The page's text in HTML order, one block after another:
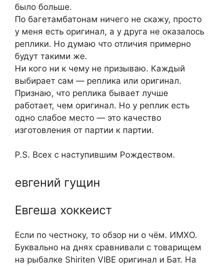
было больше.
По багетамбатонам ничего не скажу, просто
у меня есть оригинал, а у друга не оказалось
реплики. Но думаю что отличия примерно
будут такими же.
Ни кого ни к чему не призываю. Каждый
выбирает сам — реплика или оригинал.
Признаю, что реплика бывает лучше
работает, чем оригинал. Но у реплик есть
одно слабое место — это качество
изготовления от партии к партии.
P.S. Всех с наступившим Рождеством.
евгений гущин
Евгеша хоккеист
Если по честноку, то обзор ни о чём. ИМХО.
Буквально на днях сравнивали с товарищем
на рыбалке Shiriten VIBE оригинал и Бат. На